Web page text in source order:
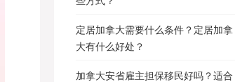
定居加拿大需要什么条件？定居加拿
大有什么好处？
加拿大安省雇主担保移民好吗？适合